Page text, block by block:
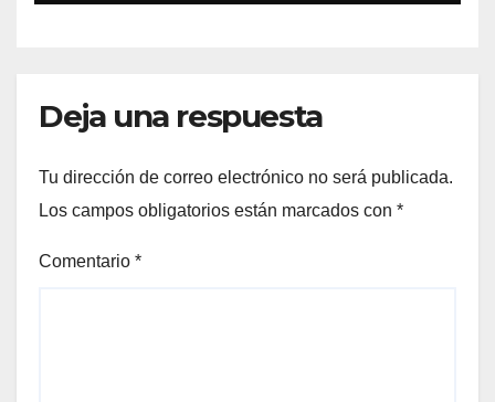
Deja una respuesta
Tu dirección de correo electrónico no será publicada.
Los campos obligatorios están marcados con *
Comentario *